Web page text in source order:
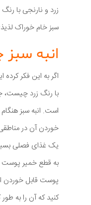
زرد و نارنجی با رنگ
سبز خام خوراک
انبه
اگر به این فکر
با رنگ زرد چیست،
است. انبه سبز
خوردن آن در
یک غذای فصلی
به قطع خمیر پوست
پوست قابل خوردن
کنید که آن را به